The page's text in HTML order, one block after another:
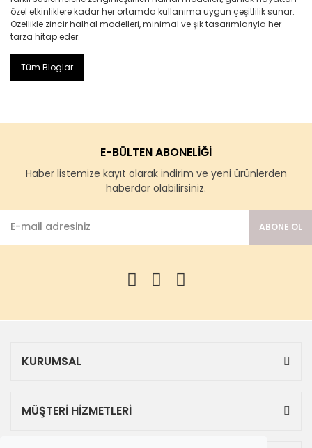
özel etkinliklere kadar her ortamda kullanıma uygun çeşitlilik sunar.
Özellikle zincir halhal modelleri, minimal ve şık tasarımlarıyla her
tarza hitap eder.
Tüm Bloglar
E-BÜLTEN ABONELİĞİ
Haber listemize kayıt olarak indirim ve yeni ürünlerden
haberdar olabilirsiniz.
ABONE OL
KURUMSAL
MÜŞTERİ HİZMETLERİ